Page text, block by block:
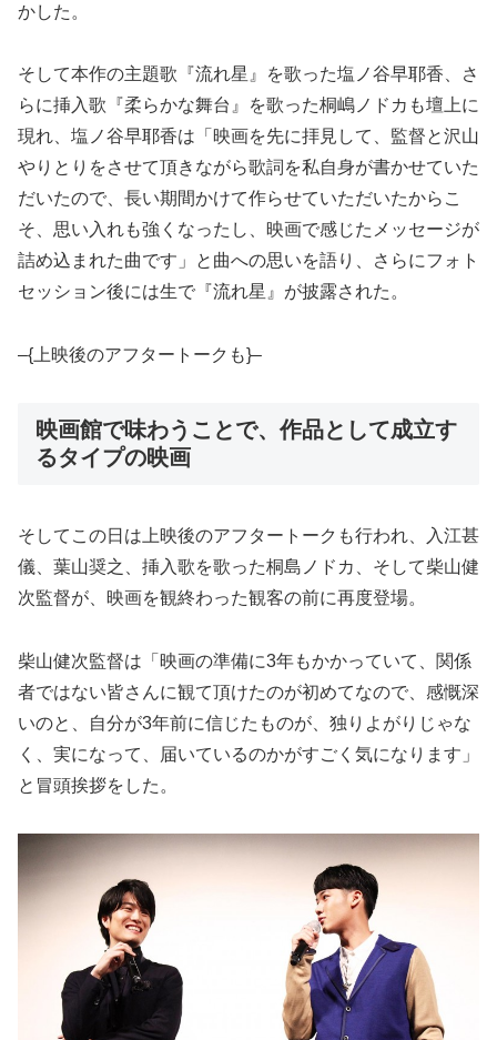
かした。
そして本作の主題歌『流れ星』を歌った塩ノ谷早耶香、さ
らに挿入歌『柔らかな舞台』を歌った桐嶋ノドカも壇上に
現れ、塩ノ谷早耶香は「映画を先に拝見して、監督と沢山
やりとりをさせて頂きながら歌詞を私自身が書かせていた
だいたので、長い期間かけて作らせていただいたからこ
そ、思い入れも強くなったし、映画で感じたメッセージが
詰め込まれた曲です」と曲への思いを語り、さらにフォト
セッション後には生で『流れ星』が披露された。
–{上映後のアフタートークも}–
映画館で味わうことで、作品として成立す
るタイプの映画
そしてこの日は上映後のアフタートークも行われ、入江甚
儀、葉山奨之、挿入歌を歌った桐島ノドカ、そして柴山健
次監督が、映画を観終わった観客の前に再度登場。
柴山健次監督は「映画の準備に3年もかかっていて、関係
者ではない皆さんに観て頂けたのが初めてなので、感慨深
いのと、自分が3年前に信じたものが、独りよがりじゃな
く、実になって、届いているのかがすごく気になります」
と冒頭挨拶をした。